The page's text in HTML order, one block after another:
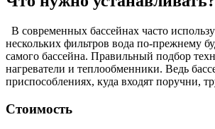
В современных бассейнах часто
нескольких фильтров вода по-прежнему
самого бассейна. Правильный подбор
нагреватели и теплообменники. Ведь
приспособлениях, куда входят поручни,
Стоимость